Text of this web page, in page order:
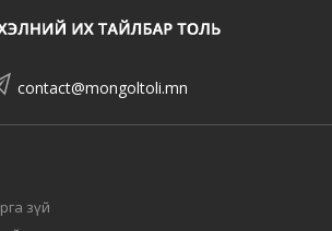
contact@mongoltoli.mn
зүй